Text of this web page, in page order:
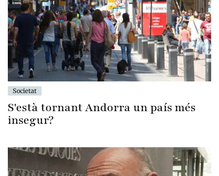
Societat
S'està tornant Andorra un país més
insegur?